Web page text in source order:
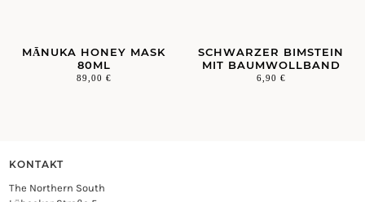
MĀNUKA HONEY MASK
80ML
89,00 €
SCHWARZER BIMSTEIN
MIT BAUMWOLLBAND
6,90 €
KONTAKT
The Northern South